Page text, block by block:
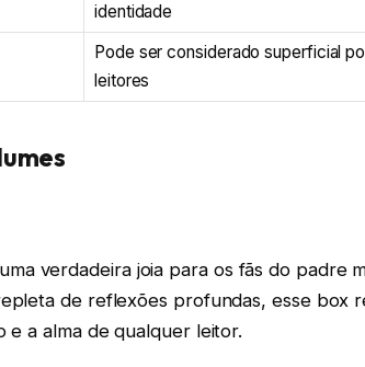
identidade
Pode ser considerado superficial
leitores
verdadeira joia para os fãs do padre
de reflexões profundas, esse box
e a alma de qualquer leitor.